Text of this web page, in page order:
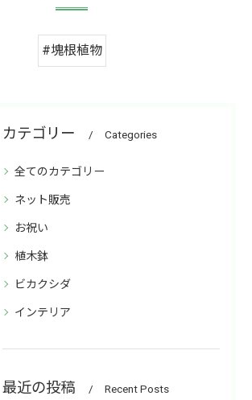
#塊根植物
カテゴリー Categories
全てのカテゴリー
ネット販売
お祝い
植木鉢
ビカクシダ
インテリア
最近の投稿 Recent Posts